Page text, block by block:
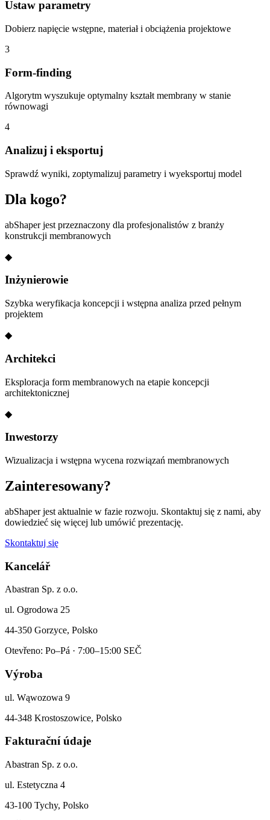
Ustaw parametry
Dobierz napięcie wstępne, materiał i obciążenia projektowe
3
Form-finding
Algorytm wyszukuje optymalny kształt membrany w stanie
równowagi
4
Analizuj i eksportuj
Sprawdź wyniki, zoptymalizuj parametry i wyeksportuj model
Dla kogo?
abShaper jest przeznaczony dla profesjonalistów z branży
konstrukcji membranowych
◆
Inżynierowie
Szybka weryfikacja koncepcji i wstępna analiza przed pełnym
projektem
◆
Architekci
Eksploracja form membranowych na etapie koncepcji
architektonicznej
◆
Inwestorzy
Wizualizacja i wstępna wycena rozwiązań membranowych
Zainteresowany?
abShaper jest aktualnie w fazie rozwoju. Skontaktuj się z nami, aby
dowiedzieć się więcej lub umówić prezentację.
Skontaktuj się
Kancelář
Abastran Sp. z o.o.
ul. Ogrodowa 25
44-350 Gorzyce, Polsko
Otevřeno: Po–Pá · 7:00–15:00 SEČ
Výroba
ul. Wąwozowa 9
44-348 Krostoszowice, Polsko
Fakturační údaje
Abastran Sp. z o.o.
ul. Estetyczna 4
43-100 Tychy, Polsko